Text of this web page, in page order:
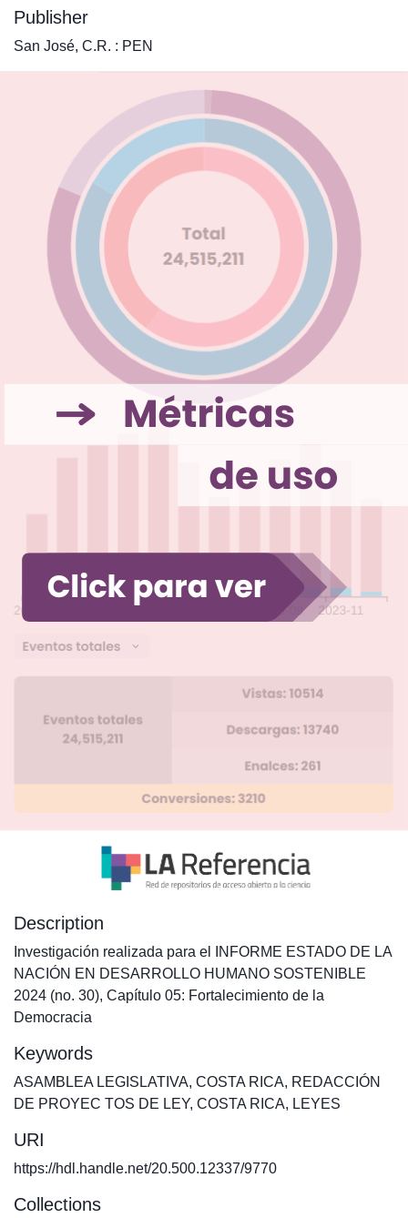
Publisher
San José, C.R. : PEN
Description
Investigación realizada para el INFORME ESTADO DE LA
NACIÓN EN DESARROLLO HUMANO SOSTENIBLE
2024 (no. 30), Capítulo 05: Fortalecimiento de la
Democracia
Keywords
ASAMBLEA LEGISLATIVA, COSTA RICA, REDACCIÓN
DE PROYEC TOS DE LEY, COSTA RICA, LEYES
URI
https://hdl.handle.net/20.500.12337/9770
Collections